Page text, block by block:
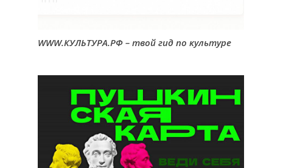
WWW.КУЛЬТУРА.РФ – твой гид по культуре